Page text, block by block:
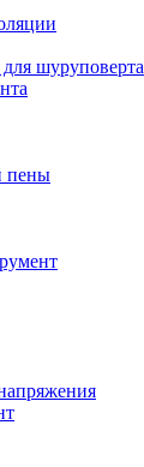
шуруповерта
пены